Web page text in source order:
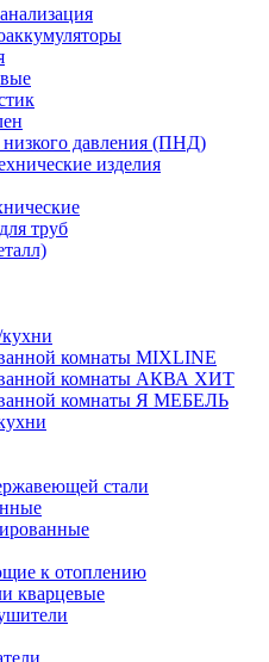
давления (ПНД)
изделия
труб
комнаты MIXLINE
ванной комнаты АКВА ХИТ
комнаты Я МЕБЕЛЬ
стали
к отоплению
кварцевые